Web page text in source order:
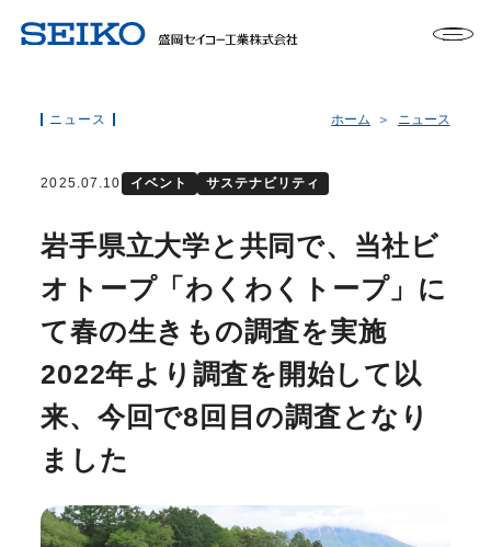
ニュース ホーム ニュース
2025.07.10 イベント サステナビリティ
岩手県立大学と共同で、当社ビ
オトープ「わくわくトープ」に
て春の生きもの調査を実施
2022年より調査を開始して以
来、今回で8回目の調査となり
ました